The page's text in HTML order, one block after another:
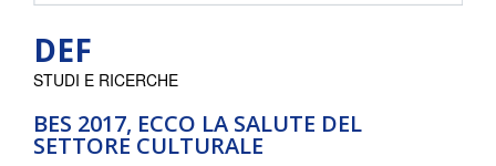
DEF
BES 2017, ECCO LA SALUTE DEL
SETTORE CULTURALE
STUDI E RICERCHE